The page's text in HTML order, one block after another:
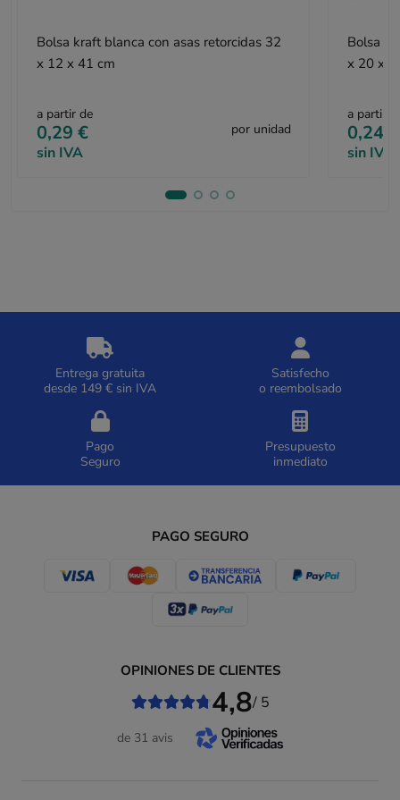
Bolsa kraft blanca con asas retorcidas 32
x 12 x 41 cm
a partir de
0,29 €
sin IVA
por unidad
Bolsa
x 20 x
a partir
0,24 €
sin IVA
Entrega gratuita
desde 149 € sin IVA
Satisfecho
o reembolsado
Pago
Seguro
Presupuesto
inmediato
PAGO SEGURO
OPINIONES DE CLIENTES
4,8/ 5
de 31 avis